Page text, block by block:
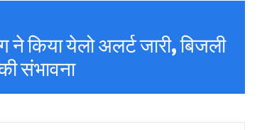
ने किया येलो अलर्ट जारी, बिजली
संभावना